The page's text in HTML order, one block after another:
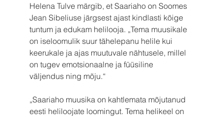
Helena Tulve märgib, et Saariaho on Soomes
Jean Sibeliuse järgsest ajast kindlasti kõige
tuntum ja edukam helilooja. „Tema muusikale
on iseloomulik suur tähelepanu helile kui
keerukale ja ajas muutuvale nähtusele, millel
on tugev emotsionaalne ja füüsiline
väljendus ning mõju.“
„Saariaho muusika on kahtlemata mõjutanud
eesti heliloojate loomingut. Tema helikeel on